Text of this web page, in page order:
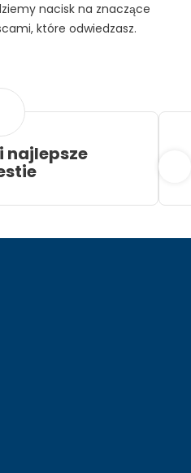
nacisk na znaczące
które odwiedzasz.
najlepsze